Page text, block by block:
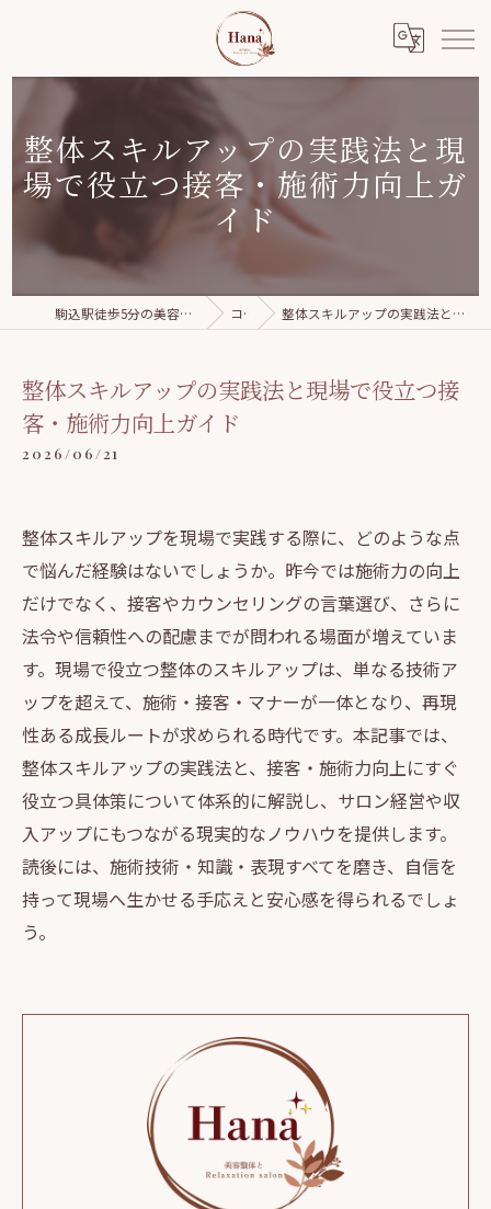
整体スキルアップの実践法と現
場で役立つ接客・施術力向上ガ
イド
駒込駅徒歩5分の美容整体｜Relaxation salon Hana コラム 整体スキルアップの実践法と現場で役立つ接客・施術力向上ガイド
整体スキルアップの実践法と現場で役立つ接
客・施術力向上ガイド
2026/06/21
整体スキルアップを現場で実践する際に、どのような点
で悩んだ経験はないでしょうか。昨今では施術力の向上
だけでなく、接客やカウンセリングの言葉選び、さらに
法令や信頼性への配慮までが問われる場面が増えていま
す。現場で役立つ整体のスキルアップは、単なる技術ア
ップを超えて、施術・接客・マナーが一体となり、再現
性ある成長ルートが求められる時代です。本記事では、
整体スキルアップの実践法と、接客・施術力向上にすぐ
役立つ具体策について体系的に解説し、サロン経営や収
入アップにもつながる現実的なノウハウを提供します。
読後には、施術技術・知識・表現すべてを磨き、自信を
持って現場へ生かせる手応えと安心感を得られるでしょ
う。